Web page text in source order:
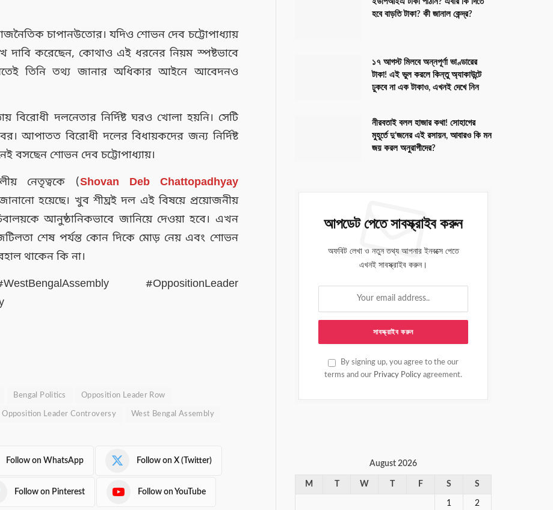
চাপানউতোর। যদিও শোভন দেব চট্টোপাধ্যায়
দাবি করেছেন, কোথাও এই ধরনের নিয়ম স্পষ্টভাবে
তিনি তথ্য জানার অধিকার আইনে আবেদনও
বিরোধী দলনেতার নির্দিষ্ট ঘরও খোলা হয়নি। সেটি
আপাতত বিরোধী দলের বিধায়কদের জন্য নির্দিষ্ট
বসছেন শোভন দেব চট্টোপাধ্যায়।
নেতৃত্বকে (Shovan Deb Chattopadhyay
হয়েছে। খুব শীঘ্রই দল এই বিষয়ে প্রয়োজনীয়
আনুষ্ঠানিকভাবে জানিয়ে দেওয়া হবে। এখন
শেষ পর্যন্ত কোন দিকে মোড় নেয় এবং শোভন
থাকেন কি না।
#OppositionLeader
Bengal Politics Opposition Leader Row
Opposition Leader Controversy West Bengal Assembly
Follow on WhatsApp Follow on X (Twitter)
Follow on Pinterest Follow on YouTube
হবে বাড়তি টাকা? কী জানাল কেন্দ্র?
১৭ আগস্ট মিলবে অন্নপূর্ণা ভাণ্ডারের
টাকা! এই ভুল করলে কিন্তু অ্যাকাউন্টে
ঢুকবে না এক টাকাও, এখনই দেখে নিন
নীরবতাই বলল হাজার কথা! সোহাগের
মুহূর্তে দু’জনের এই রসায়ন, আবারও কি মন
জয় করল অনুরাগীদের?
আপডেট পেতে সাবস্ক্রাইব করুন
অফবিট লেখা ও নতুন তথ্য আপনার ইনবক্সে পেতে
এখনই সাবস্ক্রাইব করুন।
By signing up, you agree to the our
terms and our Privacy Policy agreement.
August 2026
M W F S S
1 2